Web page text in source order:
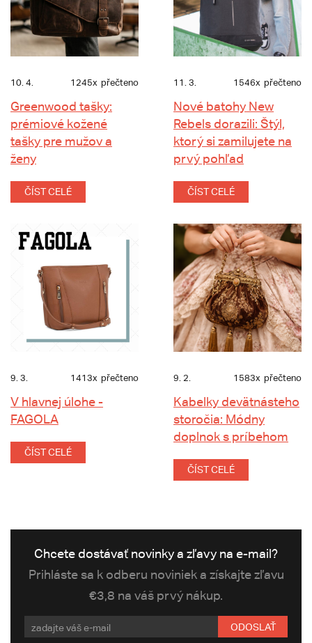
10. 4. 1245x přečteno
Greenwood tašky:
prémiové kožené
tašky pre mužov a
ženy
ČÍST CELÉ
11. 3. 1546x přečteno
Nové batohy New
Rebels dorazili: Štýl,
ktorý si zamilujete na
prvý pohľad
ČÍST CELÉ
9. 3. 1413x přečteno
V hlavnej úlohe -
FAGOLA
ČÍST CELÉ
9. 2. 1583x přečteno
Kabelky devätnásteho
storočia: Módny
doplnok s príbehom
ČÍST CELÉ
Chcete dostávať novinky a zľavy na e-mail?
Prihláste sa k odberu noviniek a získajte zľavu
€3,8 na váš prvý nákup.
ODOSLAŤ